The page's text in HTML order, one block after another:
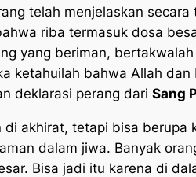
telah menjelaskan
riba termasuk dosa
yang beriman,
ketahuilah bahwa Allah dan
deklarasi perang dari Sang
akhirat, tetapi bisa
dalam jiwa. Banyak
Bisa jadi itu karena di